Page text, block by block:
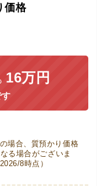
価格
16万円
場合、質預かり価格
る場合がございま
2026/8時点）